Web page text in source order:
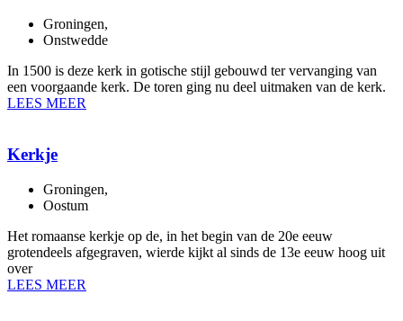
Groningen,
Onstwedde
In 1500 is deze kerk in gotische stijl gebouwd ter vervanging van
een voorgaande kerk. De toren ging nu deel uitmaken van de kerk.
LEES MEER
Kerkje
Groningen,
Oostum
Het romaanse kerkje op de, in het begin van de 20e eeuw
grotendeels afgegraven, wierde kijkt al sinds de 13e eeuw hoog uit
over
LEES MEER